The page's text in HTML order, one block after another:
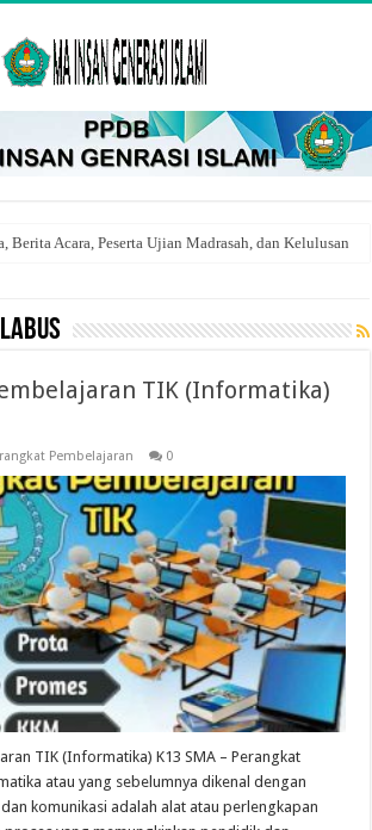
Berita Acara, Peserta Ujian Madrasah, dan Kelulusan
Registrasi Akun Emis Kepala Madrasah
TIK (Informatika)
Pembelajaran 0
TIK (Informatika) K13 SMA – Perangkat
atau yang sebelumnya dikenal dengan
komunikasi adalah alat atau perlengkapan